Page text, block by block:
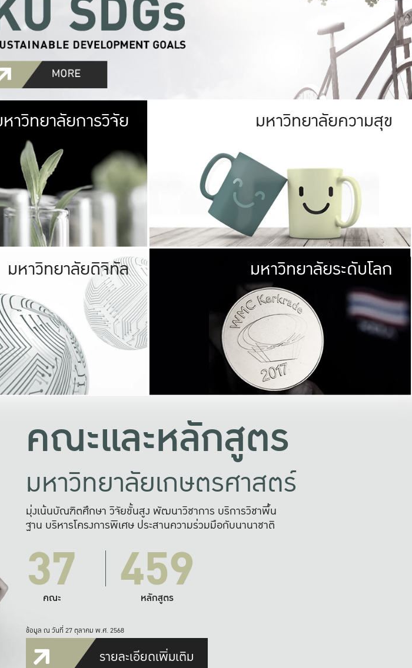
มหาวิทยาลัย
เกษตรศาสตร์ มีพื้นที่เขียวสดใส หนาแน่น
เป็นป่าในเมือง (URBAN FOREST)
เกษตรในเมือง (URBAN AGRICULTURE)
ที่นับรวมกันได้ประมาณ 1,400 ไร่
าวิทยาลัยการวิจัย มหาวิทยาลัย
ให้กับประชาชน
มหาวิทยาลัยความสุข
มหาวิทยาลัยรับผิดชอบต่อสังคม
ร่วมมือกับชุมชน เพื่อความกินดีอยู่ดี
และความสุขอย่างยั่งยืน
มองปัญหาในภาพกว้าง
แก้ไขจากปัญหาจุดเล็กๆ
มหาวิทยาลัยดิจิทัล มหาวิทยา
พร้อมที่จ
และผลักดันในการใช้ระบบส
เพื่อการทำงานแ
มหาวิทยาลัยระดับโลก
คณะและหลักสูตร
มหาวิทยาลัยเกษตรศาสตร์
มุ่งเน้นบัณฑิตศึกษา วิจัยขั้นสูง พัฒนาวิชาการ บริการวิชาพื้น
ฐาน บริหารโครงการพิเศษ ประสานความร่วมมือกับนานาชาติ
37
คณะ 459
หลักสูตร
ข้อมูล ณ วันที่ 27 ตุลาคม พ.ศ. 2568
รายละเอียดเพิ่มเติม